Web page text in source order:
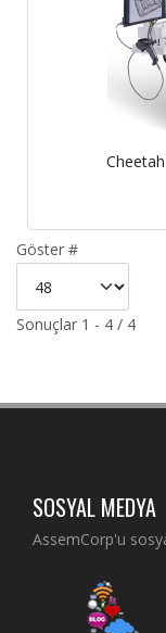
Göster #
Sonuçlar 1 - 4 / 4
SOSYAL MEDYA
AssemCorp'u